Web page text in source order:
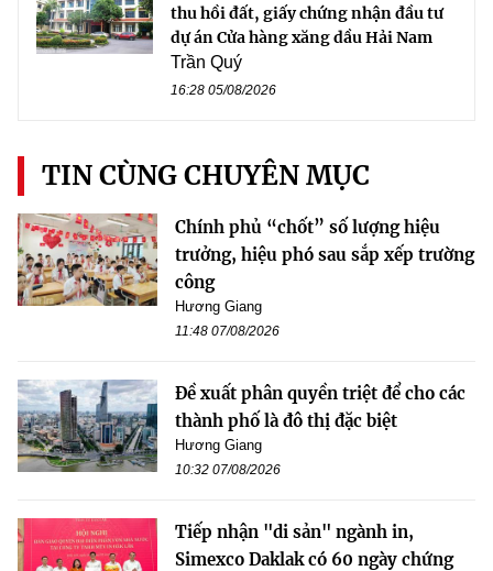
thu hồi đất, giấy chứng nhận đầu tư
dự án Cửa hàng xăng dầu Hải Nam
Trần Quý
16:28 05/08/2026
TIN CÙNG CHUYÊN MỤC
Chính phủ “chốt” số lượng hiệu
trưởng, hiệu phó sau sắp xếp trường
công
Hương Giang
11:48 07/08/2026
Đề xuất phân quyền triệt để cho các
thành phố là đô thị đặc biệt
Hương Giang
10:32 07/08/2026
Tiếp nhận "di sản" ngành in,
Simexco Daklak có 60 ngày chứng